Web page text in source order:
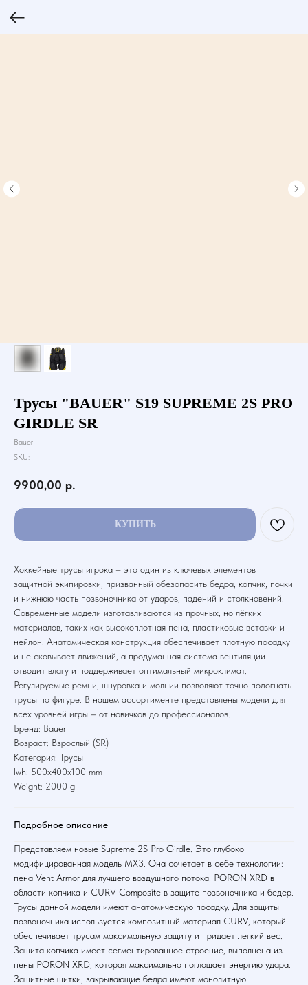
Трусы "BAUER" S19 SUPREME 2S PRO
GIRDLE SR
Bauer
SKU:
9900,00 р.
КУПИТЬ
Хоккейные трусы игрока – это один из ключевых элементов
защитной экипировки, призванный обезопасить бедра, копчик, почки
и нижнюю часть позвоночника от ударов, падений и столкновений.
Современные модели изготавливаются из прочных, но лёгких
материалов, таких как высокоплотная пена, пластиковые вставки и
нейлон. Анатомическая конструкция обеспечивает плотную посадку
и не сковывает движений, а продуманная система вентиляции
отводит влагу и поддерживает оптимальный микроклимат.
Регулируемые ремни, шнуровка и молнии позволяют точно подогнать
трусы по фигуре. В нашем ассортименте представлены модели для
всех уровней игры – от новичков до профессионалов.
Бренд: Bauer
Возраст: Взрослый (SR)
Категория: Трусы
lwh: 500x400x100 mm
Weight: 2000 g
Подробное описание
Представляем новые Supreme 2S Pro Girdle. Это глубоко
модифицированная модель MX3. Она сочетает в себе технологии:
пена Vent Armor для лучшего воздушного потока, PORON XRD в
области копчика и CURV Composite в защите позвоночника и бедер.
Трусы данной модели имеют анатомическую посадку. Для защиты
позвоночника используется композитный материал CURV, который
обеспечивает трусам максимальную защиту и придает легкий вес.
Защита копчика имеет сегментированное строение, выполнена из
пены PORON XRD, которая максимально поглощает энергию удара.
Защитные щитки, закрывающие бедра имеют монолитную